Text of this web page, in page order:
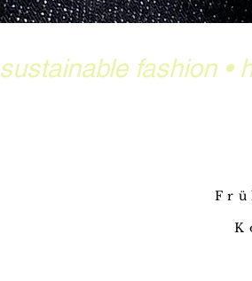
sustainable fashion •